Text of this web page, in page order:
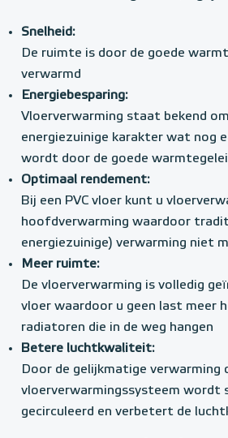
Snelheid:
De ruimte is door de goede
verwarmd
Energiebesparing:
Vloerverwarming staat bekend
energiezuinige karakter wat nog
wordt door de goede
Optimaal rendement:
Bij een PVC vloer kunt u
hoofdverwarming waardoor
energiezuinige) verwarming niet
Meer ruimte:
De vloerverwarming is volledig
vloer waardoor u geen last meer
radiatoren die in de weg hangen
Betere luchtkwaliteit:
Door de gelijkmatige verwarming
vloerverwarmingssysteem wordt
gecirculeerd en verbetert de